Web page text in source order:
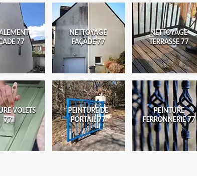
77
NETTOYAGE
FAÇADE 77
NETTOYAGE
TERRASSE 77
VOLETS
77
PEINTURE DE
PORTAIL 77
PEINTURE
FERRONNERIE 77